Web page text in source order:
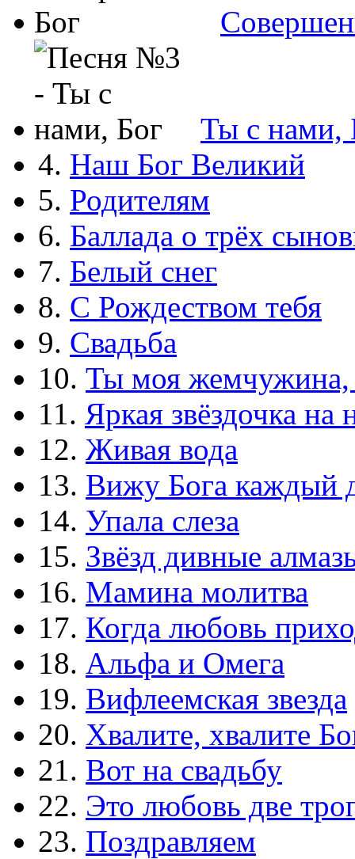
Ты с нами,
4. Наш Бог Великий
5. Родителям
6. Баллада о трёх
7. Белый снег
8. С Рождеством тебя
9. Свадьба
10. Ты моя жемчужина,
11. Яркая звёздочка на
12. Живая вода
13. Вижу Бога каждый
14. Упала слеза
15. Звёзд дивные
16. Мамина молитва
17. Когда любовь
18. Альфа и Омега
19. Вифлеемская звезда
20. Хвалите, хвалите
21. Вот на свадьбу
22. Это любовь две
23. Поздравляем